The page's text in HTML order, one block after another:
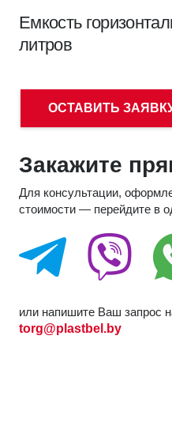
Емкость
литров
ОСТАВИТЬ
Закажите
Для консультации,
стоимости — перейдите в
или напишите Ваш запрос
torg@plastbel.by